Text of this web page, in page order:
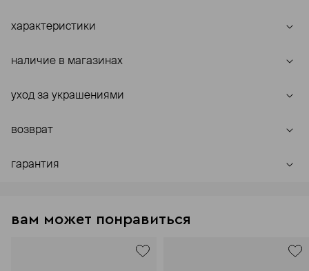
характеристики
наличие в магазинах
уход за украшениями
возврат
гарантия
вам может понравиться